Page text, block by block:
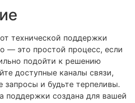
технической поддержки
— это простой процесс, если
подойти к решению
доступные каналы связи,
запросы и будьте терпеливы.
поддержки создана для вашей